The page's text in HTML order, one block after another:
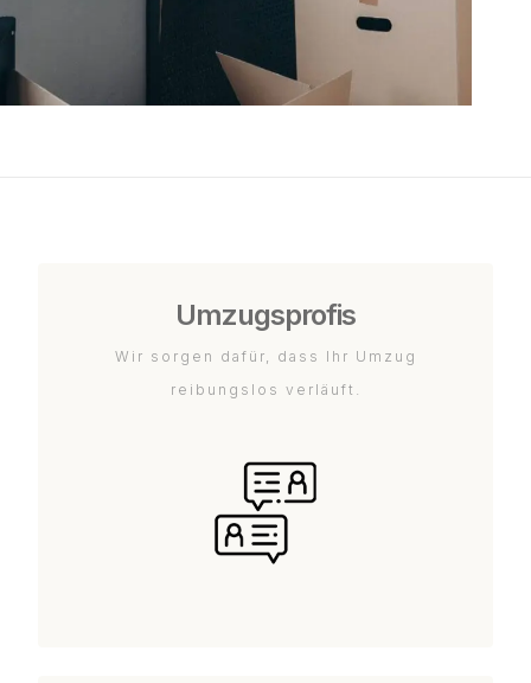
Umzugsprofis
Wir sorgen dafür, dass Ihr Umzug
reibungslos verläuft.